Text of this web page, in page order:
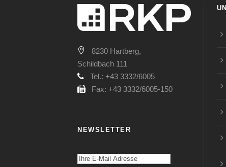
8230 Hartberg,
Schildbach 111
Tel.: +43 3332/6005
Fax: +43 3332/6005-150
NEWSLETTER